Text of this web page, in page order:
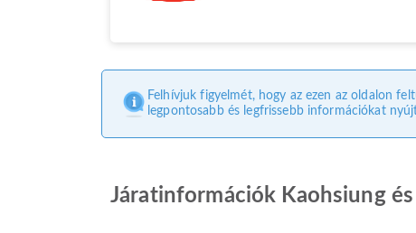
Felhívjuk figyelmét, hogy az ezen az oldalon
legpontosabb és legfrissebb információkat
Járatinformációk Kaohsiung